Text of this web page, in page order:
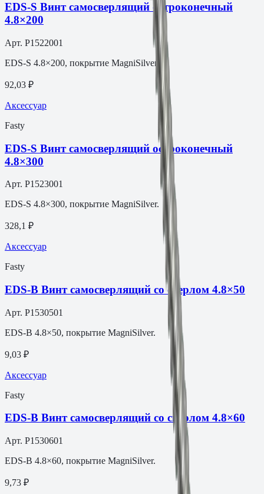
EDS-S Винт самосверлящий остроконечный
4.8×200
Арт. P1522001
EDS-S 4.8×200, покрытие MagniSilver.
92,03 ₽
Аксессуар
Fasty
EDS-S Винт самосверлящий остроконечный
4.8×300
Арт. P1523001
EDS-S 4.8×300, покрытие MagniSilver.
328,1 ₽
Аксессуар
Fasty
EDS-B Винт самосверлящий со сверлом 4.8×50
Арт. P1530501
EDS-B 4.8×50, покрытие MagniSilver.
9,03 ₽
Аксессуар
Fasty
EDS-B Винт самосверлящий со сверлом 4.8×60
Арт. P1530601
EDS-B 4.8×60, покрытие MagniSilver.
9,73 ₽